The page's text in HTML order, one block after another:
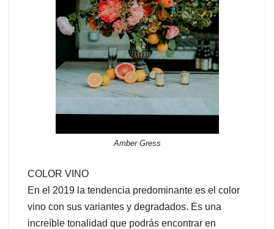
Amber Gress
COLOR VINO
En el 2019 la tendencia predominante es el color
vino con sus variantes y degradados. Es una
increíble tonalidad que podrás encontrar en